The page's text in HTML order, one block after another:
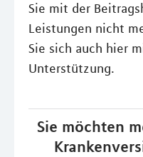
Sie mit der
Leistungen nicht
Sie sich auch hier
Unterstützung.
Sie möchten